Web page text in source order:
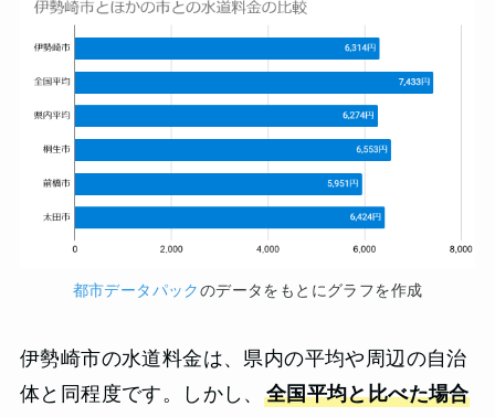
都市データパックのデータをもとにグラフを作成
伊勢崎市の水道料金は、県内の平均や周辺の自治
体と同程度です。しかし、 全国平均と比べた場合